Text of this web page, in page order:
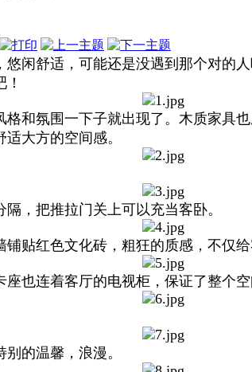
闲舒适，可能还是没遇到那个对的
和氛围一下子就出现了。木质家具
大方的空间感。
，把推拉门关上可以充当客卧。
贴红色文化砖，粗狂的质感，不仅
也连着客厅的电视柜，保证了整个空
的温馨，浪漫。